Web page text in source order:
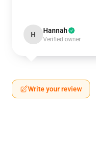
H Hannah
Verified owner
Write your review